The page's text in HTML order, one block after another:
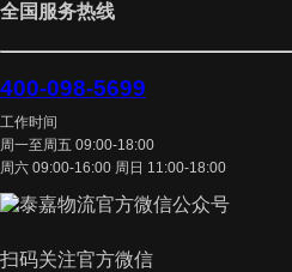
全国服务热线
400-098-5699
工作时间
周一至周五 09:00-18:00
周六 09:00-16:00 周日 11:00-18:00
扫码关注官方微信